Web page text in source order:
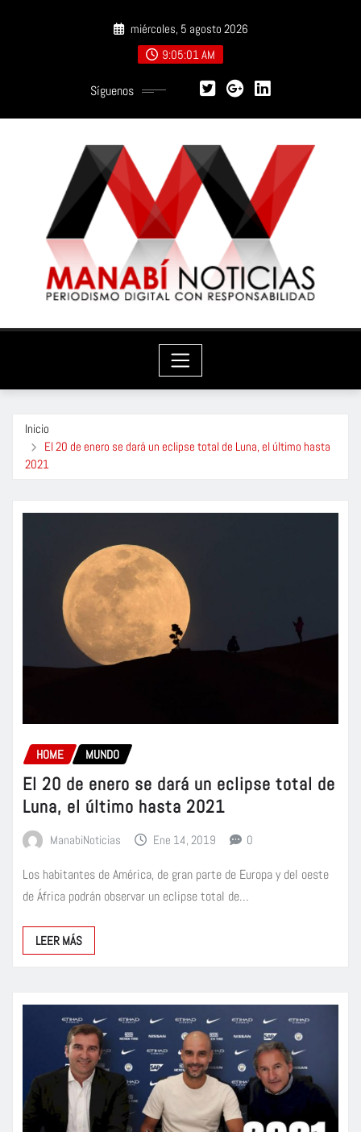
miércoles, 5 agosto 2026
9:05:02 AM
Síguenos
Inicio
El 20 de enero se dará un eclipse total de Luna, el último hasta
2021
HOME MUNDO
El 20 de enero se dará un eclipse total de
Luna, el último hasta 2021
ManabiNoticias Ene 14, 2019 0
Los habitantes de América, de gran parte de Europa y del oeste
de África podrán observar un eclipse total de…
LEER MÁS